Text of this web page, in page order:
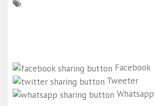
Facebook
Tweeter
Whatsapp